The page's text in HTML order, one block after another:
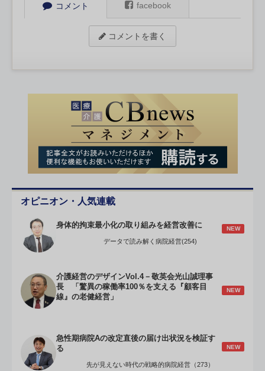
コメント facebook
コメントを書く
オピニオン・人気連載
身体的拘束最小化の取り組みを経営改善に NEW
データで読み解く病院経営(254)
介護経営のデザインVol.4－敬英会光山誠理事
長 「驚異の稼働率100％を支える『顧客目
線』の老健経営」
NEW
急性期病院Aの改定直後の届け出状況を検証す
る
NEW
先が見えない時代の戦略的病院経営（273）